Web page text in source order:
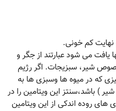
کم خونی.
یافت می شود عبارتند از جگر و
شیر، سبزیجات. اگر رژیم
که در میوه ها وسبزی ها به
) باشد،سنتز این ویتامین را در
روده اندکی از این ویتامین